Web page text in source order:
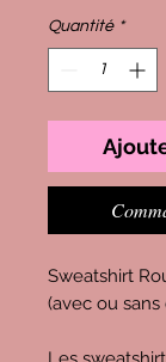
Quantité *
Sweatshirt
(avec ou